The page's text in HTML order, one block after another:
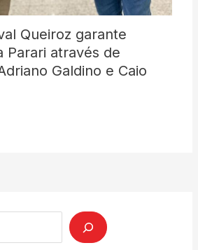
Queiroz garante
Parari através de
Galdino e Caio